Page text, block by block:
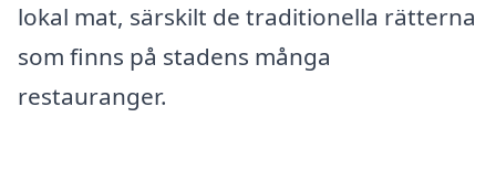
lokal mat, särskilt de traditionella rätterna
som finns på stadens många
restauranger.